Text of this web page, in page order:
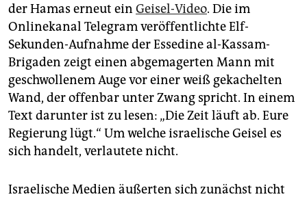
der Hamas erneut ein Geisel-Video. Die im
Onlinekanal Telegram veröffentlichte Elf-
Sekunden-Aufnahme der Essedine al-Kassam-
Brigaden zeigt einen abgemagerten Mann mit
geschwollenem Auge vor einer weiß gekachelten
Wand, der offenbar unter Zwang spricht. In einem
Text darunter ist zu lesen: „Die Zeit läuft ab. Eure
Regierung lügt.“ Um welche israelische Geisel es
sich handelt, verlautete nicht.
Israelische Medien äußerten sich zunächst nicht